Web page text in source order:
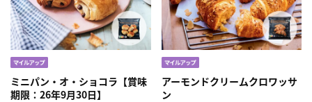
ミニパン・オ・ショコラ【賞味
期限：26年9月30日】
アーモンドクリームクロワッサ
ン